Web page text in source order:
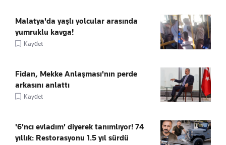
Malatya'da yaşlı yolcular arasında
yumruklu kavga!
Kaydet
Fidan, Mekke Anlaşması'nın perde
arkasını anlattı
Kaydet
'6'ncı evladım' diyerek tanımlıyor! 74
yıllık: Restorasyonu 1.5 yıl sürdü